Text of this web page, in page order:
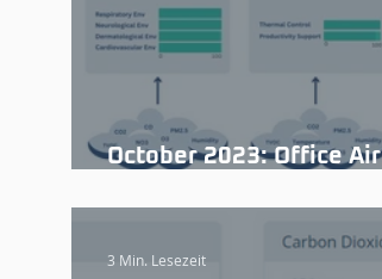
October 2023: Office Air
3 Min. Lesezeit